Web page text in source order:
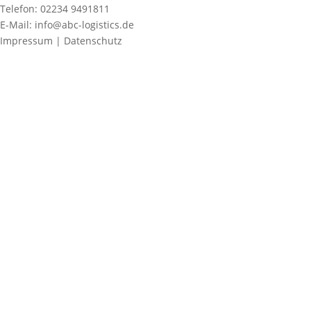
Telefon: 02234 9491811
E-Mail: info@abc-logistics.de
Impressum | Datenschutz